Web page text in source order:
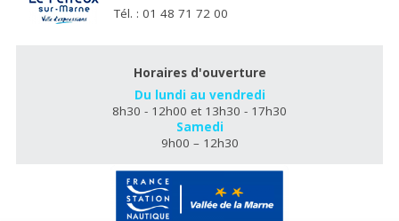
Tél. : 01 48 71 72 00
Horaires d'ouverture
Du lundi au vendredi
8h30 - 12h00 et 13h30 - 17h30
Samedi
9h00 – 12h30